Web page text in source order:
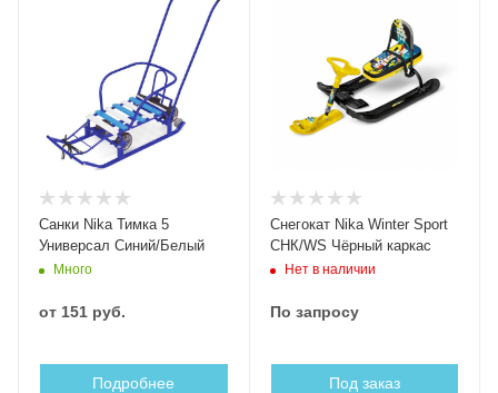
Санки Nika Тимка 5
Универсал Синий/Белый
Много
от 151 руб.
Подробнее
Снегокат Nika Winter Sport
СНК/WS Чёрный каркас
Нет в наличии
По запросу
Под заказ